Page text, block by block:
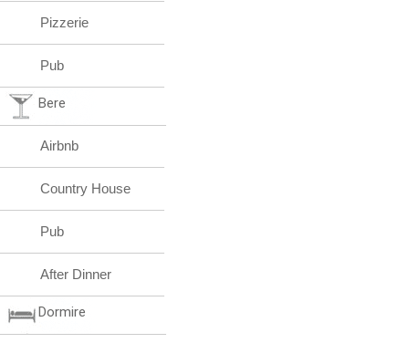
Pizzerie
Pub
Bere
Airbnb
Country House
Pub
After Dinner
Dormire